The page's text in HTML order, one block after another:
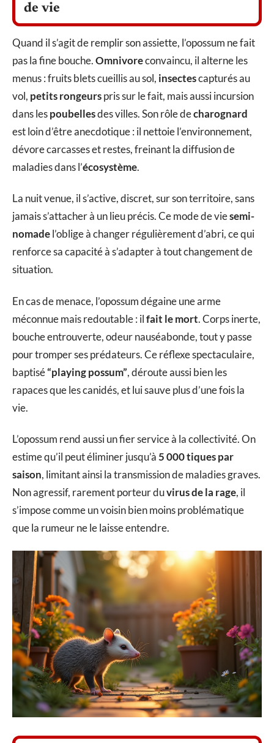
de vie
Quand il s’agit de remplir son assiette, l’opossum ne fait
pas la fine bouche.Omnivoreconvaincu, il alterne les
menus : fruits blets cueillis au sol, insectescapturés au
vol, petits rongeurspris sur le fait, mais aussi incursion
dans lespoubellesdes villes. Son rôle decharognard
est loin d’être anecdotique : il nettoie l’environnement,
dévore carcasses et restes, freinant la diffusion de
maladies dans l’écosystème.
La nuit venue, il s’active, discret, sur son territoire, sans
jamais s’attacher à un lieu précis. Ce mode de viesemi-
nomadel’oblige à changer régulièrement d’abri, ce qui
renforce sa capacité à s’adapter à tout changement de
situation.
En cas de menace, l’opossum dégaine une arme
méconnue mais redoutable : ilfait le mort. Corps inerte,
bouche entrouverte, odeur nauséabonde, tout y passe
pour tromper ses prédateurs. Ce réflexe spectaculaire,
baptisé“playing possum”, déroute aussi bien les
rapaces que les canidés, et lui sauve plus d’une fois la
vie.
L’opossum rend aussi un fier service à la collectivité. On
estime qu’il peut éliminer jusqu’à5 000 tiques par
saison, limitant ainsi la transmission de maladies graves.
Non agressif, rarement porteur duvirus de la rage, il
s’impose comme un voisin bien moins problématique
que la rumeur ne le laisse entendre.